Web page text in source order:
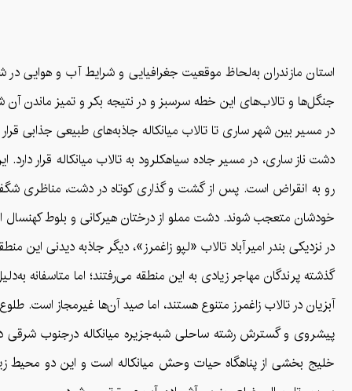
استان مازندران به‌لحاظ موقعیت جغرافیایی و شرایط آب و هوایی در
جنگل‌ها و تالاب‌های این خطه سرسبز و در نتیجه بکر و تمیز ماندن
در مسیر بین شهر ساری تا تالاب میانکاله جاذبه‌های طبیعی جذابی
رو به انقراض است. پس از گشت و گذاری کوتاه در دشت، مناظری
خودشان متعجب شوند. دشت مملو از درختان هیرکانی و بلوط کهنسال
در نزدیکی بندر امیرآباد تالاب «لپو زاغمرز»، دیگر جاذبه دیدنی این
گذشته پرندگان مهاجر زیادی به این منطقه می‌رفتند؛ اما متاسفانه
آبزیان در تالاب زاغمرز متنوع هستند، اما صید آن‌ها غیرمجاز است.
پیشروی و گسترش رشته ساحلی شبه‌جزیره میانکاله درجنوب شرقی